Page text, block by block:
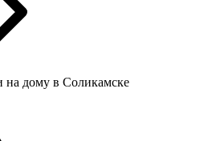
на дому в Соликамске